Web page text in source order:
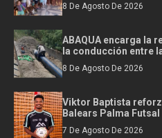
8 De Agosto De 2026
ABAQUA encarga la
la conducción entre
8 De Agosto De 2026
Viktor Baptista
Balears Palma Futsal
7 De Agosto De 2026